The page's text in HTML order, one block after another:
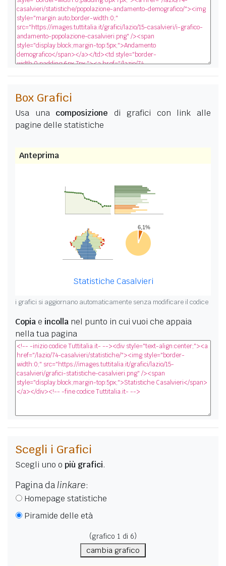
Box Grafici
Usa una composizione di grafici con link alle
pagine delle statistiche
Anteprima
Statistiche Casalvieri
i grafici si aggiornano automaticamente senza modificare il codice
Copiae incolla nel punto in cui vuoi che appaia
nella tua pagina
Scegli i Grafici
Scegli uno o più grafici.
Pagina dalinkare:
Homepage statistiche
Piramide delle età
(grafico 1 di 6)
cambia grafico